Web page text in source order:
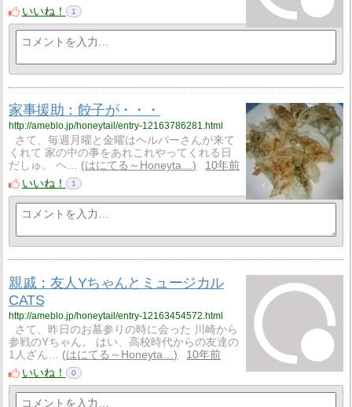
いいね！
1
家事援助：餃子が・・・
http://ameblo.jp/honeytail/entry-12163786281.html
さて、毎週月曜と金曜はヘルパーさんが来て
くれて 家の中の事をあれこれやってくれる日
だしゅ。 ヘ…
はにてる～Honeyta…
10年前
いいね！
1
親戚：友人Yちゃんとミュージカル
CATS
http://ameblo.jp/honeytail/entry-12163454572.html
さて、昨日のお墓参りの時に会った 川崎から
参戦のYちゃん。 はい、高校時代からの友達の
1人ざん…
はにてる～Honeyta…
10年前
いいね！
0